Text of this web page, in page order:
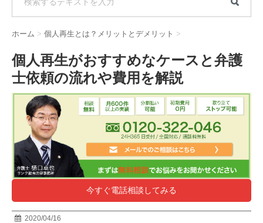
ホーム > 個人再生とは？メリットとデメリット >
個人再生がおすすめなケースと弁護
士依頼の流れや費用を解説
今すぐ電話相談してみる
2020/04/16